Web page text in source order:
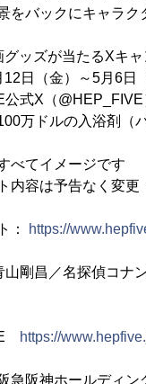
をバックにキャラク
グッズが当たるXキ
日（金）～5月6日
公式X（
万ドルの入浴剤（
べてイメージです
内容は予告なく変更
： https://
山剛昌／名探偵コナ
https://
急阪神ホールディン